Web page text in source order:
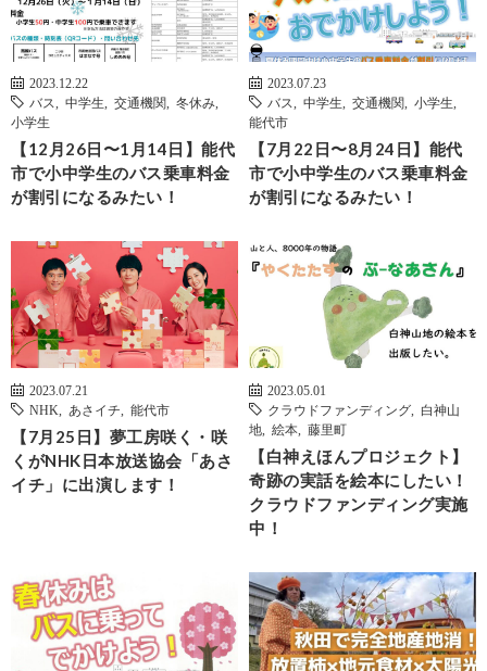
2023.12.22
バス
中学生 交通機関 冬休み
小学生
【12月26日〜1月14日】能代
市で小中学生のバス乗車料金
が割引になるみたい！
2023.07.23
バス
中学生 交通機関 小学生
能代市
【7月22日〜8月24日】能代
市で小中学生のバス乗車料金
が割引になるみたい！
2023.07.21
NHK
あさイチ 能代市
【7月25日】夢工房咲く・咲
くがNHK日本放送協会「あさ
イチ」に出演します！
2023.05.01
クラウドファンディング
白神山
地
絵本 藤里町
【白神えほんプロジェクト】
奇跡の実話を絵本にしたい！
クラウドファンディング実施
中！